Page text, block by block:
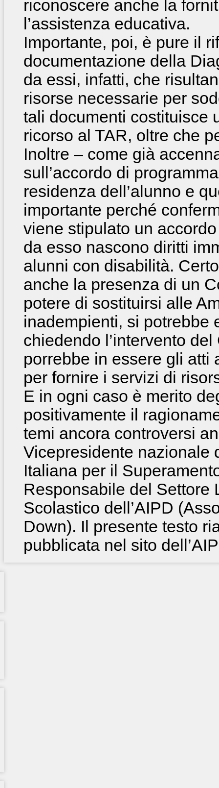
riconoscere anche la
l’assistenza educativa.
Importante, poi, è pure il
documentazione della
da essi, infatti, che
risorse necessarie per
tali documenti costituisce
ricorso al TAR, oltre che
Inoltre – come già
sull’accordo di
residenza dell’alunno e
importante perché
viene stipulato un
da esso nascono diritti
alunni con disabilità.
anche la presenza di un
potere di sostituirsi alle
inadempienti, si potrebbe
chiedendo l’intervento
porrebbe in essere gli atti
per fornire i servizi di
E in ogni caso è merito
positivamente il
temi ancora controversi
Vicepresidente nazionale
Italiana per il
Responsabile del Settore
Scolastico dell’AIPD
Down). Il presente testo
pubblicata nel sito